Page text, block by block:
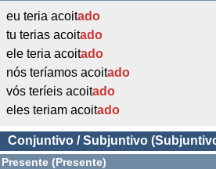
eu teria acoitado
tu terias acoitado
ele teria acoitado
nós teríamos acoitado
vós teríeis acoitado
eles teriam acoitado
Conjuntivo / Subjuntivo
Presente (Presente)